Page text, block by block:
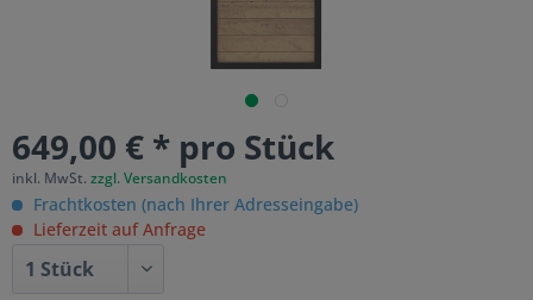
649,00 € * pro Stück
inkl. MwSt. zzgl. Versandkosten
Frachtkosten (nach Ihrer Adresseingabe)
Lieferzeit auf Anfrage